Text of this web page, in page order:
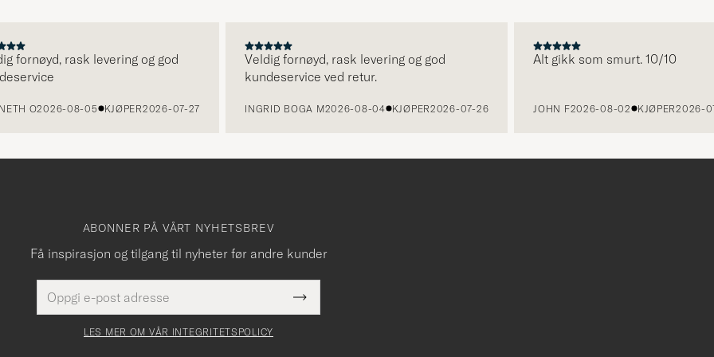
rask levering og god
O2026-08-05 KJØPER2026-07-27
Veldig fornøyd, rask levering og god
kundeservice ved retur.
INGRID BOGA M2026-08-04 KJØPER2026-07-26
Alt gikk som smurt. 10/10
JOHN F2026-08-02 KJØPER2026-07-24
ABONNER PÅ VÅRT NYHETSBREV
Få inspirasjon og tilgang til nyheter før andre kunder
postadresse
Dette
felt
Submit
Newsletter
LES MER OM VÅR INTEGRITETSPOLICY